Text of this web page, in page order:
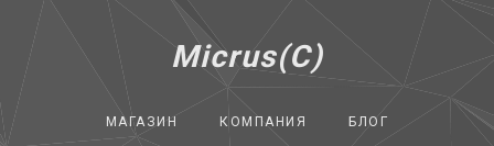
Micrus(C)
МАГАЗИН КОМПАНИЯ БЛОГ